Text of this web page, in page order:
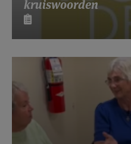
kruiswoorden